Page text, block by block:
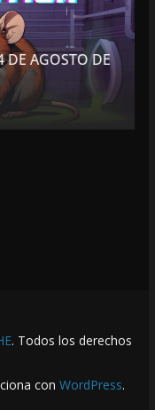
AGOSTO DE
. Todos los derechos
conWordPress.